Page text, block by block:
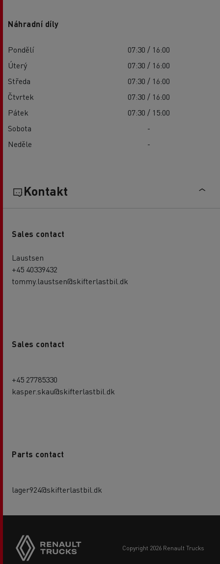
Náhradní díly
Pondělí
07:30 / 16:00
Úterý
07:30 / 16:00
Středa
07:30 / 16:00
Čtvrtek
07:30 / 16:00
Pátek
07:30 / 15:00
Sobota
-
Neděle
-
Kontakt
Sales contact
Laustsen
+45 40339432
tommy.laustsen@skifterlastbil.dk
Sales contact
+45 27785330
kasper.skau@skifterlastbil.dk
Parts contact
lager924@skifterlastbil.dk
copyright 2026 Renault Trucks